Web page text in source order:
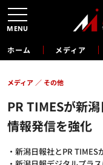
ホーム メディア
PR TIMESが新
情報発信を強化
・新潟日報社とPR
メディア その他
MENU